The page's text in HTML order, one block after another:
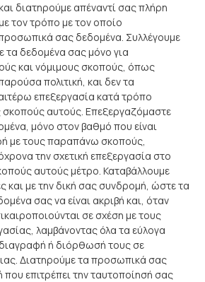
διατηρούμε απέναντί σας πλήρη
τον τρόπο με τον οποίο
σας δεδομένα. Συλλέγουμε
τα δεδομένα σας μόνο για
και νόμιμους σκοπούς, όπως
πολιτική, και δεν τα
επεξεργασία κατά τρόπο
αυτούς. Επεξεργαζόμαστε
μόνο στον βαθμό που είναι
με τους παραπάνω σκοπούς,
την σχετική επεξεργασία στο
αυτούς μέτρο. Καταβάλλουμε
και με την δική σας συνδρομή, ώστε τα
σας να είναι ακριβή και, όταν
σε σχέση με τους
λαμβάνοντας όλα τα εύλογα
ή διόρθωσή τους σε
Διατηρούμε τα προσωπικά σας
επιτρέπει την ταυτοποίησή σας